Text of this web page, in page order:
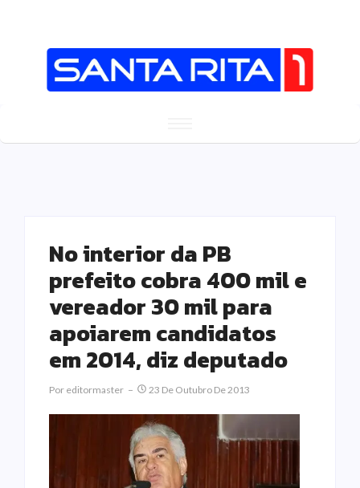
No interior da PB
prefeito cobra 400 mil e
vereador 30 mil para
apoiarem candidatos
em 2014, diz deputado
Por Editormaster 23 De Outubro De 2013